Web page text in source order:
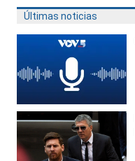
Últimas noticias